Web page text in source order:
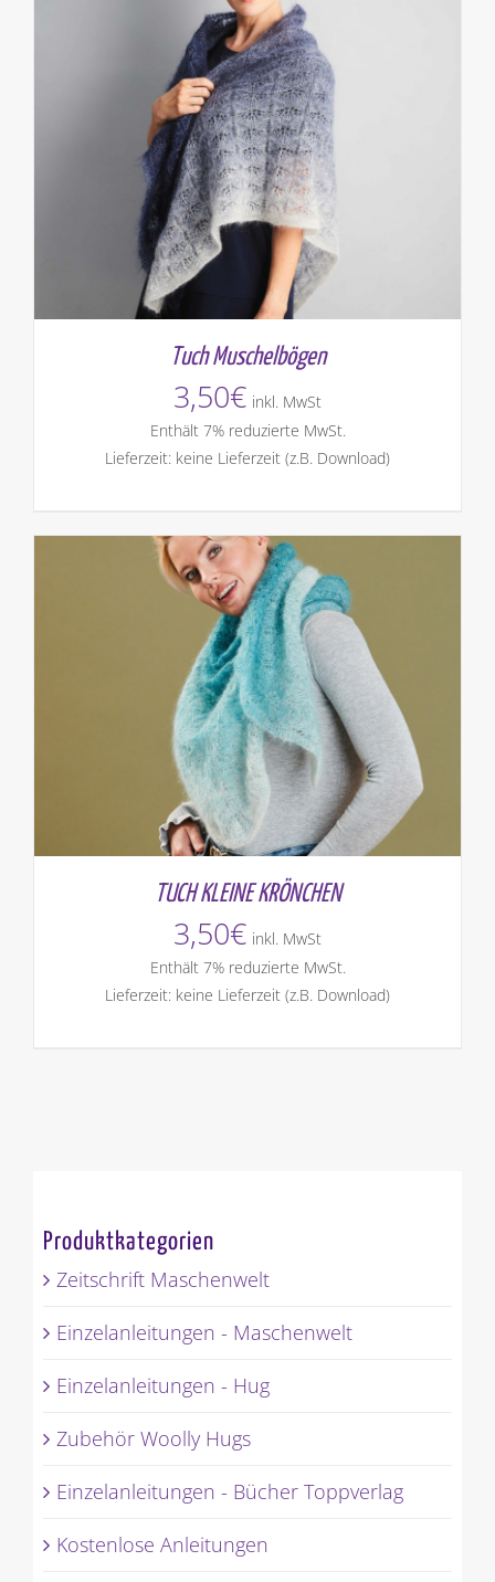
Tuch Muschelbögen
3,50€ inkl. MwSt
Enthält 7% reduzierte MwSt.
Lieferzeit: keine Lieferzeit (z.B. Download)
TUCH KLEINE KRÖNCHEN
3,50€ inkl. MwSt
Enthält 7% reduzierte MwSt.
Lieferzeit: keine Lieferzeit (z.B. Download)
Produktkategorien
Zeitschrift Maschenwelt
Einzelanleitungen - Maschenwelt
Einzelanleitungen - Hug
Zubehör Woolly Hugs
Einzelanleitungen - Bücher Toppverlag
Kostenlose Anleitungen